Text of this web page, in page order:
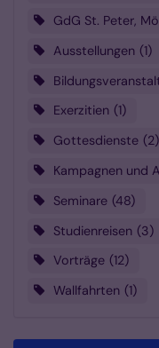
GdG St. Peter,
Ausstellungen 1
Exerzitien 1
Gottesdienste 2
Kampagnen und
Seminare 48
Studienreisen 3
Vorträge 12
Wallfahrten 1